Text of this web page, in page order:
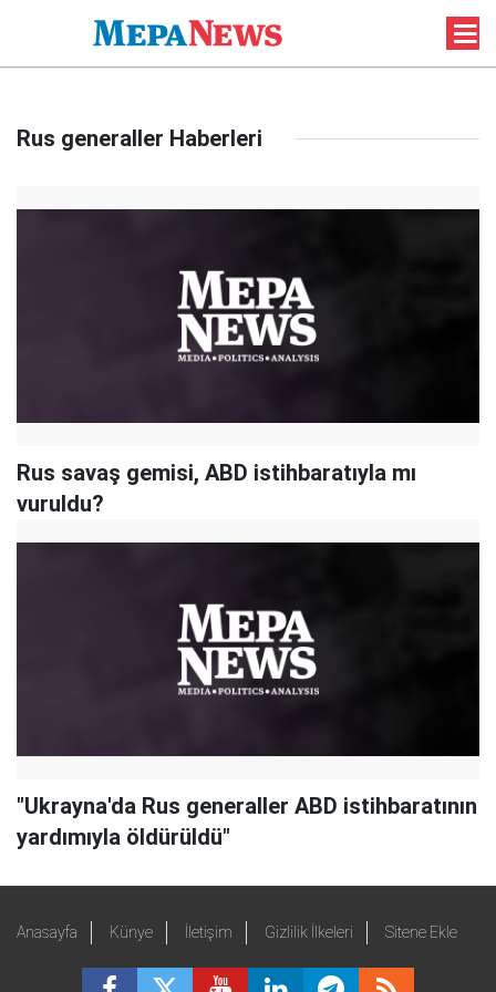
Rus generaller Haberleri
Rus savaş gemisi, ABD istihbaratıyla mı
vuruldu?
"Ukrayna'da Rus generaller ABD istihbaratının
yardımıyla öldürüldü"
Anasayfa Künye İletişim Gizlilik İlkeleri Sitene Ekle